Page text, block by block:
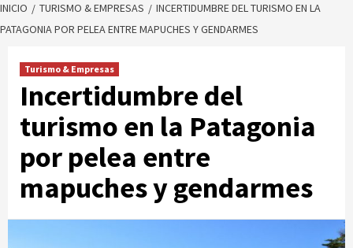
INICIO TURISMO & EMPRESAS
INCERTIDUMBRE DEL TURISMO EN LA
PATAGONIA POR PELEA ENTRE MAPUCHES Y GENDARMES
Turismo & Empresas
Incertidumbre del
turismo en la Patagonia
por pelea entre
mapuches y gendarmes